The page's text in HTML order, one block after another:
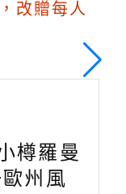
改贈每人
樽羅曼
州風